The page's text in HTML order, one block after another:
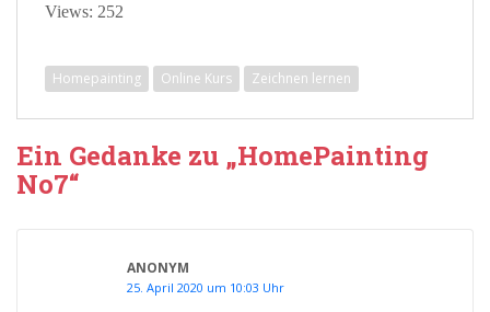
Views: 252
Homepainting Online Kurs Zeichnen lernen
Ein Gedanke zu „HomePainting
No7“
ANONYM
25. April 2020 um 10:03 Uhr